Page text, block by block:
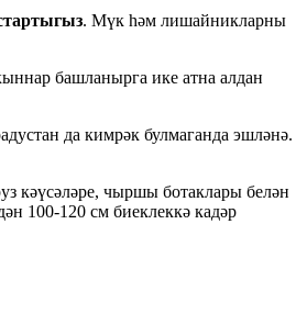
. Мүк һәм лишайникларны
башланырга ике атна алдан
да кимрәк булмаганда эшләнә.
кәүсәләре, чыршы ботаклары белән
100-120 см биеклеккә кадәр